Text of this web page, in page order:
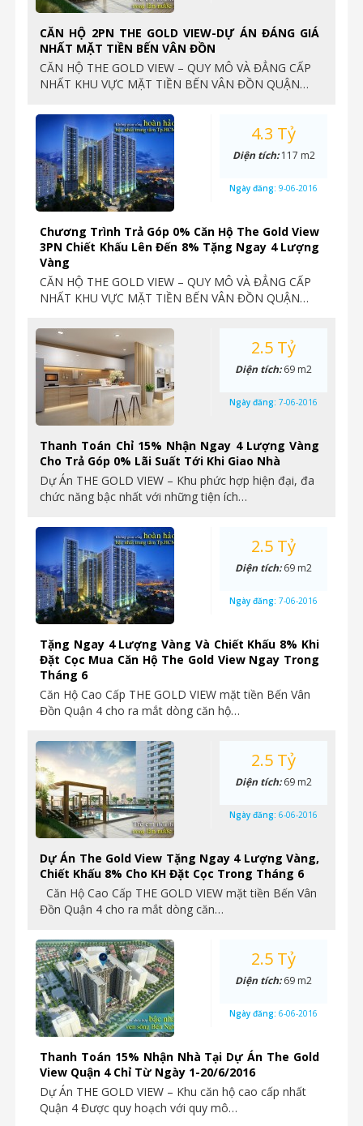
CĂN HỘ 2PN THE GOLD VIEW-DỰ ÁN ĐÁNG GIÁ
NHẤT MẶT TIỀN BẾN VÂN ĐỒN
CĂN HỘ THE GOLD VIEW – QUY MÔ VÀ ĐẲNG CẤP
NHẤT KHU VỰC MẶT TIỀN BẾN VÂN ĐỒN QUẬN…
Chương Trình Trả Góp 0% Căn Hộ The Gold View
3PN Chiết Khấu Lên Đến 8% Tặng Ngay 4 Lượng
Vàng
CĂN HỘ THE GOLD VIEW – QUY MÔ VÀ ĐẲNG CẤP
NHẤT KHU VỰC MẶT TIỀN BẾN VÂN ĐỒN QUẬN…
4.3 Tỷ
Diện tích:117 m2
Ngày đăng: 9-06-2016
Thanh Toán Chỉ 15% Nhận Ngay 4 Lượng Vàng
Cho Trả Góp 0% Lãi Suất Tới Khi Giao Nhà
Dự Án THE GOLD VIEW – Khu phức hợp hiện đại, đa
chức năng bậc nhất với những tiện ích…
2.5 Tỷ
Diện tích:69 m2
Ngày đăng: 7-06-2016
Tặng Ngay 4 Lượng Vàng Và Chiết Khấu 8% Khi
Đặt Cọc Mua Căn Hộ The Gold View Ngay Trong
Tháng 6
Căn Hộ Cao Cấp THE GOLD VIEW mặt tiền Bến Vân
Đồn Quận 4 cho ra mắt dòng căn hộ…
2.5 Tỷ
Diện tích:69 m2
Ngày đăng: 7-06-2016
Dự Án The Gold View Tặng Ngay 4 Lượng Vàng,
Chiết Khấu 8% Cho KH Đặt Cọc Trong Tháng 6
Căn Hộ Cao Cấp THE GOLD VIEW mặt tiền Bến Vân
Đồn Quận 4 cho ra mắt dòng căn…
2.5 Tỷ
Diện tích:69 m2
Ngày đăng: 6-06-2016
Thanh Toán 15% Nhận Nhà Tại Dự Án The Gold
View Quận 4 Chỉ Từ Ngày 1-20/6/2016
Dự Án THE GOLD VIEW – Khu căn hộ cao cấp nhất
Quận 4 Được quy hoạch với quy mô…
2.5 Tỷ
Diện tích:69 m2
Ngày đăng: 6-06-2016